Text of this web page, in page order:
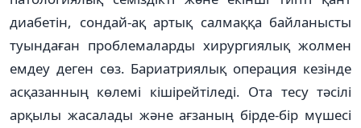
диабетін, сондай-ақ артық салмаққа байланысты
туындаған проблемаларды хирургиялық жолмен
емдеу деген сөз. Бариатриялық операция кезінде
асқазанның көлемі кішірейтіледі. Ота тесу тәсілі
арқылы жасалады және ағзаның бірде-бір мүшесі